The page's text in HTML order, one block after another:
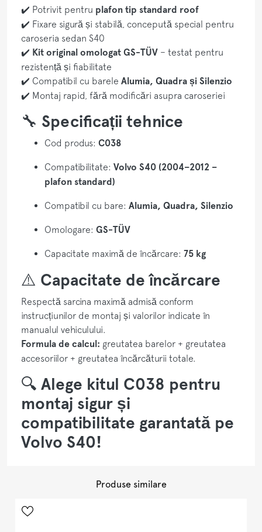
✔️ Potrivit pentru plafon tip standard roof
✔️ Fixare sigură și stabilă, concepută special pentru
caroseria sedan S40
✔️ Kit original omologat GS-TÜV – testat pentru
rezistență și fiabilitate
✔️ Compatibil cu barele Alumia, Quadra și Silenzio
✔️ Montaj rapid, fără modificări asupra caroseriei
🔧 Specificații tehnice
Cod produs: C038
Compatibilitate: Volvo S40 (2004–2012 –
plafon standard)
Compatibil cu bare: Alumia, Quadra, Silenzio
Omologare: GS-TÜV
Capacitate maximă de încărcare: 75 kg
⚠️ Capacitate de încărcare
Respectă sarcina maximă admisă conform
instrucțiunilor de montaj și valorilor indicate în
manualul vehiculului.
Formula de calcul: greutatea barelor + greutatea
accesoriilor + greutatea încărcăturii totale.
🔍 Alege kitul C038 pentru
montaj sigur și
compatibilitate garantată pe
Volvo S40!
Produse similare